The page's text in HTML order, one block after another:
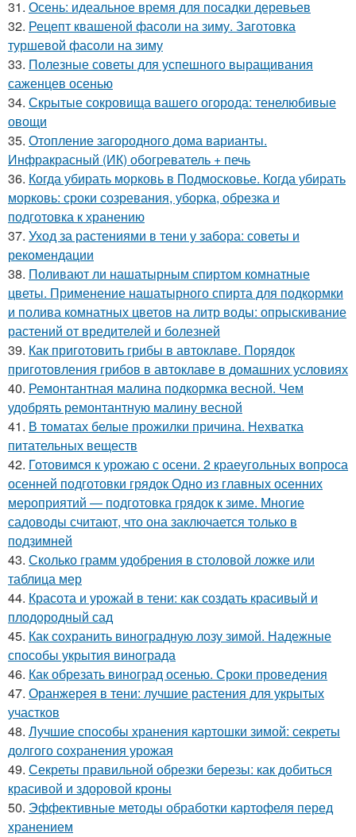
31. Осень: идеальное время для посадки деревьев
32. Рецепт квашеной фасоли на зиму. Заготовка
туршевой фасоли на зиму
33. Полезные советы для успешного выращивания
саженцев осенью
34. Скрытые сокровища вашего огорода: тенелюбивые
овощи
35. Отопление загородного дома варианты.
Инфракрасный (ИК) обогреватель + печь
36. Когда убирать морковь в Подмосковье. Когда убирать
морковь: сроки созревания, уборка, обрезка и
подготовка к хранению
37. Уход за растениями в тени у забора: советы и
рекомендации
38. Поливают ли нашатырным спиртом комнатные
цветы. Применение нашатырного спирта для подкормки
и полива комнатных цветов на литр воды: опрыскивание
растений от вредителей и болезней
39. Как приготовить грибы в автоклаве. Порядок
приготовления грибов в автоклаве в домашних условиях
40. Ремонтантная малина подкормка весной. Чем
удобрять ремонтантную малину весной
41. В томатах белые прожилки причина. Нехватка
питательных веществ
42. Готовимся к урожаю с осени. 2 краеугольных вопроса
осенней подготовки грядок Одно из главных осенних
мероприятий — подготовка грядок к зиме. Многие
садоводы считают, что она заключается только в
подзимней
43. Сколько грамм удобрения в столовой ложке или
таблица мер
44. Красота и урожай в тени: как создать красивый и
плодородный сад
45. Как сохранить виноградную лозу зимой. Надежные
способы укрытия винограда
46. Как обрезать виноград осенью. Сроки проведения
47. Оранжерея в тени: лучшие растения для укрытых
участков
48. Лучшие способы хранения картошки зимой: секреты
долгого сохранения урожая
49. Секреты правильной обрезки березы: как добиться
красивой и здоровой кроны
50. Эффективные методы обработки картофеля перед
хранением